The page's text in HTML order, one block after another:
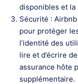
disponibles et la
Sécurité :
pour protéger
l’identité des
lire et d’écrire
assurance hôte
supplémentaire.